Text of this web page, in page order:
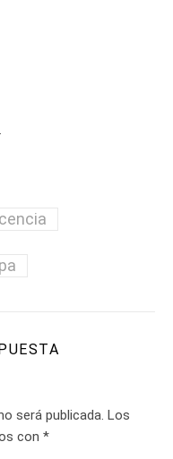
será publicada. Los
con *